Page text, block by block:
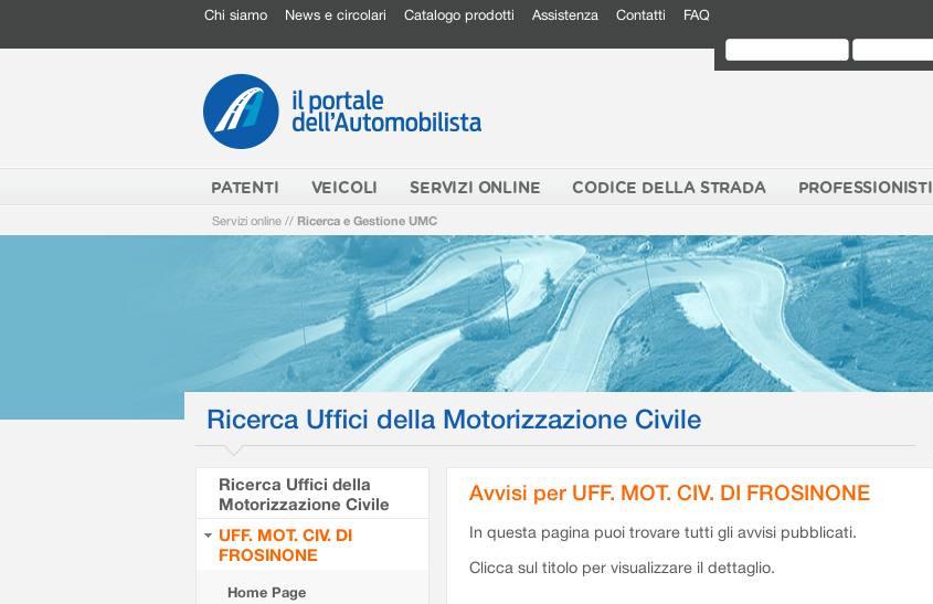
Chi siamo News e circolari Catalogo prodotti Assistenza Contatti FAQ
PATENTI VEICOLI SERVIZI ONLINE CODICE DELLA STRADA PROFESSIONISTI
Servizi online // Ricerca e Gestione UMC
Ricerca Uffici della Motorizzazione Civile
Ricerca Uffici della
Motorizzazione Civile
UFF. MOT. CIV. DI
FROSINONE
Home Page
Avvisi per UFF. MOT. CIV. DI FROSINONE
In questa pagina puoi trovare tutti gli avvisi pubblicati.
Clicca sul titolo per visualizzare il dettaglio.